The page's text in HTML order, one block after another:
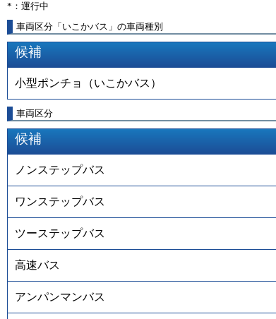
*：運行中
車両区分「いこかバス」の車両種別
候補
小型ポンチョ（いこかバス）
車両区分
候補
ノンステップバス
ワンステップバス
ツーステップバス
高速バス
アンパンマンバス